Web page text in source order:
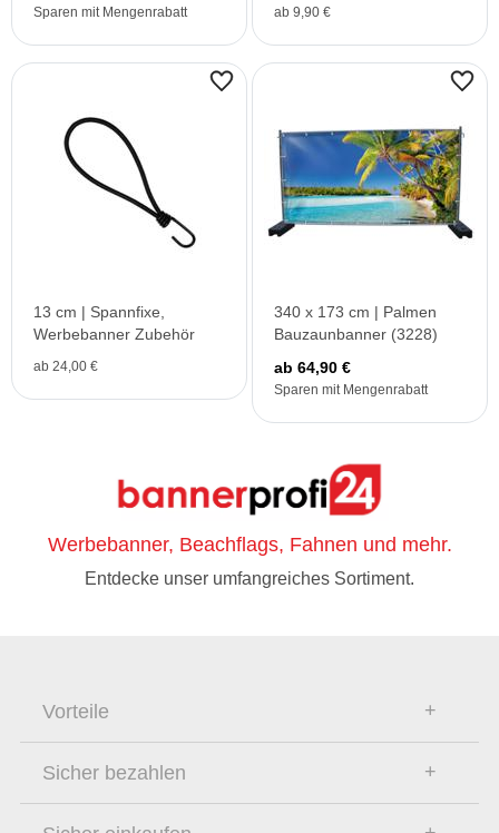
Sparen mit Mengenrabatt ab 9,90 €
13 cm | Spannfixe,
Werbebanner Zubehör
ab 24,00 €
340 x 173 cm | Palmen
Bauzaunbanner (3228)
ab 64,90 €
Sparen mit Mengenrabatt
Werbebanner, Beachflags, Fahnen und mehr.
Entdecke unser umfangreiches Sortiment.
Vorteile
Sicher bezahlen